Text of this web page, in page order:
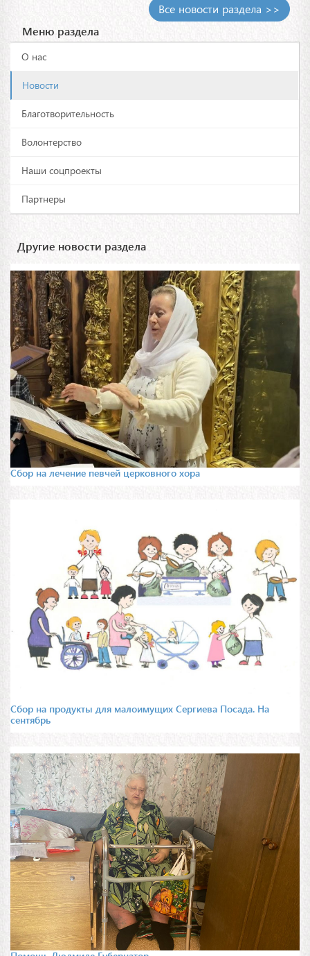
Все новости раздела >>
Меню раздела
О нас
Новости
Благотворительность
Волонтерство
Наши соцпроекты
Партнеры
Другие новости раздела
Сбор на лечение певчей церковного хора
Сбор на продукты для малоимущих Сергиева Посада. На
сентябрь